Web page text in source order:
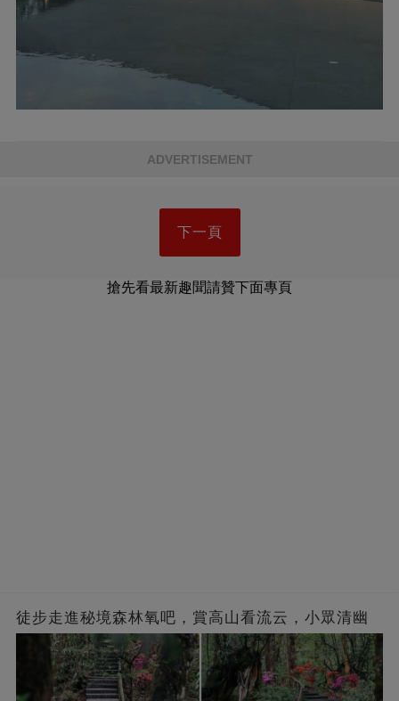
ADVERTISEMENT
下一頁
搶先看最新趣聞請贊下面專頁
徒步走進秘境森林氧吧，賞高山看流云，小眾清幽